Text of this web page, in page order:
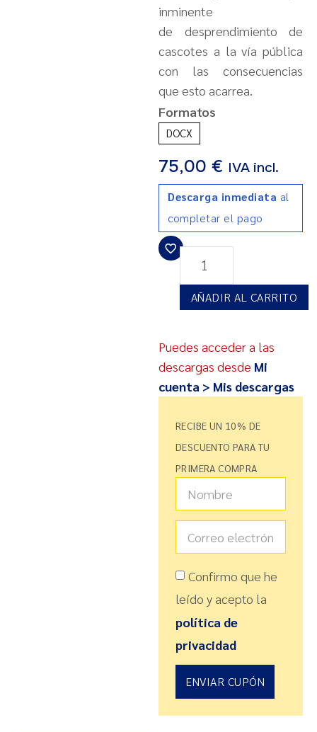
inminente
de desprendimiento de
cascotes a la vía pública
con las consecuencias
que esto acarrea.
Formatos
DOCX
75,00 € IVA incl.
Descarga inmediata al
completar el pago
AÑADIR AL CARRITO
Puedes acceder a las
descargas desde Mi
cuenta > Mis descargas
RECIBE UN 10% DE
DESCUENTO PARA TU
PRIMERA COMPRA
Confirmo que he
leído y acepto la
política de
privacidad
ENVIAR CUPÓN